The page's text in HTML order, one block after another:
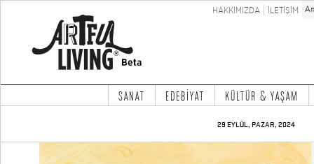
HAKKIMIZDA İLETİŞİM
SANAT EDEBİYAT KÜLTÜR & YAŞAM
29 EYLÜL, PAZAR, 2024